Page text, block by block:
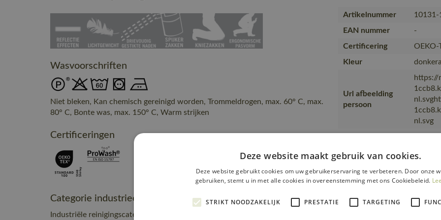
Wasvoorschriften
Niet bleken, Kan chemisch gereinigd worden, Trommeldrogen, max. 60° C, max.
80° C, Bonte was, max. 150° C, Warm strijken
Certificeringen
Categorie industrieel onderhoud
Industriële reinigingscategorie A1
Artikelnummer
10131-
EAN nummer
-
Certificering
OEKO-
Kleur
Url afbeelding
persoon
https://
nl.svg
de
kw…
Artikel kwaliteit
Deze website maakt gebruik van cookies.
Deze website gebruikt cookies om uw gebruikerservaring te verbeteren. Door onze
gebruiken, stemt u in met alle cookies in overeenstemming met ons Cookiebeleid.
STRIKT NOODZAKELIJK PRESTATIE TARGETING